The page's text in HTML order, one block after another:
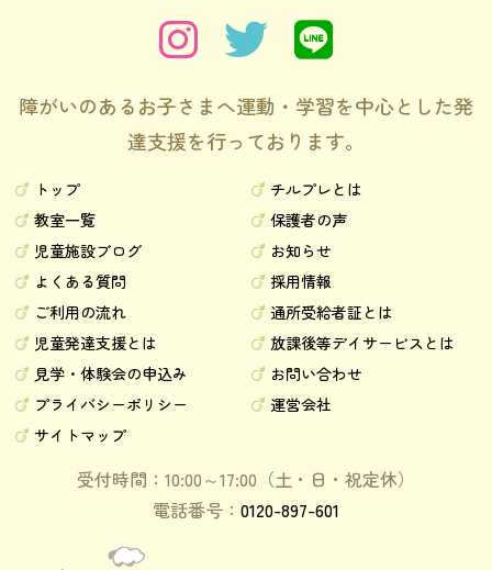
障がいのあるお子さまへ運動・学習を中心とした発
達支援を行っております。
トップ
チルプレとは
教室一覧
保護者の声
児童施設ブログ
お知らせ
よくある質問
採用情報
ご利用の流れ
通所受給者証とは
児童発達支援とは
放課後等デイサービスとは
見学・体験会の申込み
お問い合わせ
プライバシーポリシー
運営会社
サイトマップ
受付時間：10:00～17:00（土・日・祝定休）
電話番号： 0120-897-601